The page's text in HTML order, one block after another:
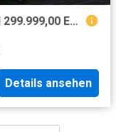
Wohnung zum Kaufen in Oberursel 299.999,00 EUR 96 m²
Details ansehen